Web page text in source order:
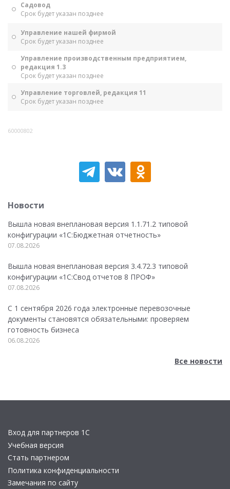
Садовод
Срок будет указан позднее
Управление нашей фирмой
Срок будет указан позднее
Управление производственным предприятием,
редакция 1.3
Срок будет указан позднее
Управление торговлей, редакция 11
Срок будет указан позднее
60000802
Новости
Вышла новая внеплановая версия 1.1.71.2 типовой
конфигурации «1C:Бюджетная отчетность»
07.08.2026
Вышла новая внеплановая версия 3.4.72.3 типовой
конфигурации «1C:Свод отчетов 8 ПРОФ»
07.08.2026
С 1 сентября 2026 года электронные перевозочные
документы становятся обязательными: проверяем
готовность бизнеса
06.08.2026
Все новости
Вход для партнеров 1С
Учебная версия
Стать партнером
Политика конфиденциальности
Замечания по сайту